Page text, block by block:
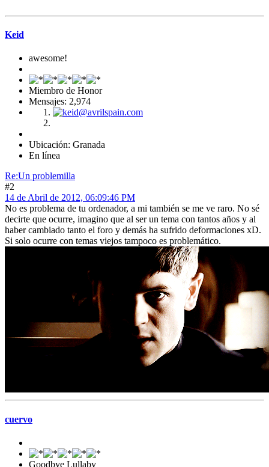
Keid
awesome!
Miembro de Honor
Mensajes: 2,974
Ubicación: Granada
En línea
Re:Un problemilla
#2
14 de Abril de 2012, 06:09:46 PM
No es problema de tu ordenador, a mi también se me ve raro. No sé
decirte que ocurre, imagino que al ser un tema con tantos años y al
haber cambiado tanto el foro y demás ha sufrido deformaciones xD.
Si solo ocurre con temas viejos tampoco es problemático.
cuervo
Goodbye Lullaby